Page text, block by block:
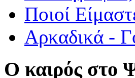
Ποιοί
Αρκαδικά -
Ο καιρός στο